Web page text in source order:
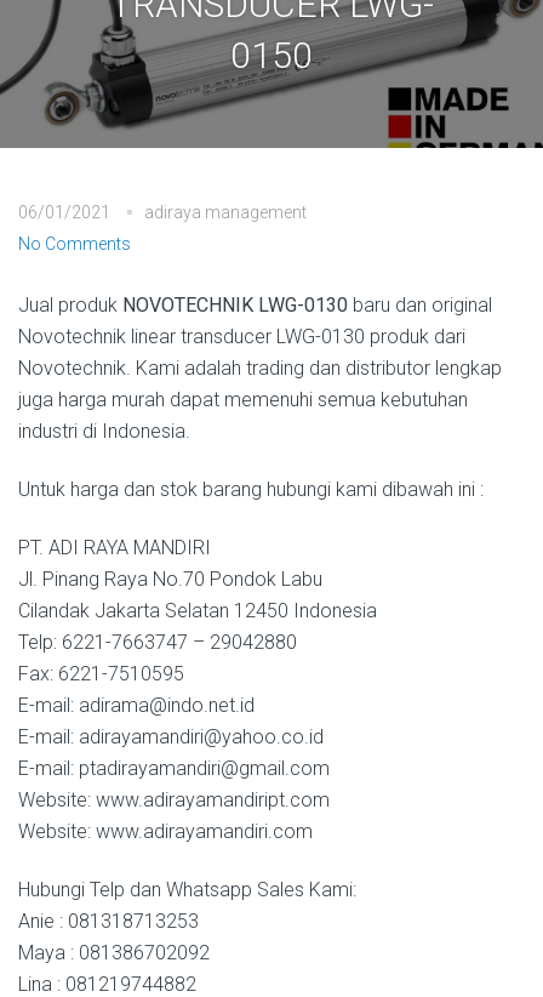
0150
06/01/2021
adiraya management
No Comments
Jual produk NOVOTECHNIK LWG-0130 baru dan original
Novotechnik linear transducer LWG-0130 produk dari
Novotechnik. Kami adalah trading dan distributor lengkap
juga harga murah dapat memenuhi semua kebutuhan
industri di Indonesia.
Untuk harga dan stok barang hubungi kami dibawah ini :
PT. ADI RAYA MANDIRI
Jl. Pinang Raya No.70 Pondok Labu
Cilandak Jakarta Selatan 12450 Indonesia
Telp: 6221-7663747 – 29042880
Fax: 6221-7510595
E-mail: adirama@indo.net.id
E-mail: adirayamandiri@yahoo.co.id
E-mail: ptadirayamandiri@gmail.com
Website: www.adirayamandiript.com
Website: www.adirayamandiri.com
Hubungi Telp dan Whatsapp Sales Kami:
Anie : 081318713253
Maya : 081386702092
Lina : 081219744882